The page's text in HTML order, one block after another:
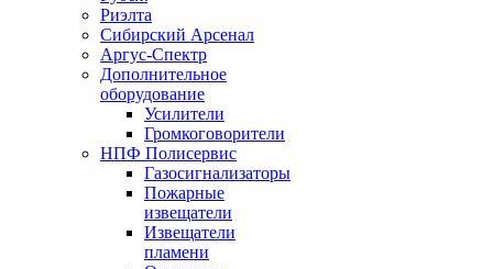
Риэлта
Сибирский Арсенал
Аргус-Спектр
Дополнительное
оборудование
Усилители
Громкоговорители
НПФ Полисервис
Газосигнализаторы
Пожарные
извещатели
Извещатели
пламени